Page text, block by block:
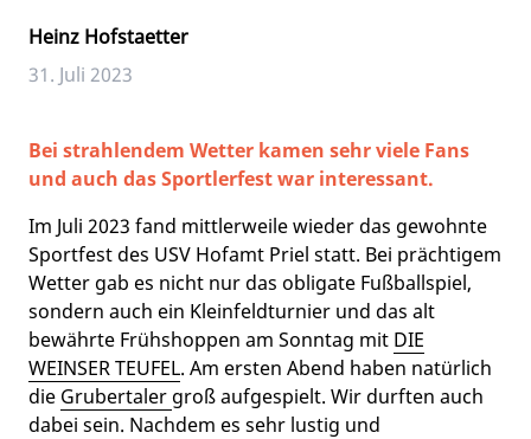
Heinz Hofstaetter
31. Juli 2023
Bei strahlendem Wetter kamen sehr viele Fans
und auch das Sportlerfest war interessant.
Im Juli 2023 fand mittlerweile wieder das gewohnte
Sportfest des USV Hofamt Priel statt. Bei prächtigem
Wetter gab es nicht nur das obligate Fußballspiel,
sondern auch ein Kleinfeldturnier und das alt
bewährte Frühshoppen am Sonntag mit DIE
WEINSER TEUFEL. Am ersten Abend haben natürlich
die Grubertaler groß aufgespielt. Wir durften auch
dabei sein. Nachdem es sehr lustig und